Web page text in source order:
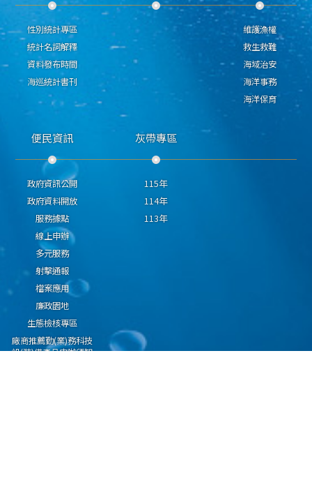
性別統計專區
統計名詞解釋
資料發布時間
海巡統計書刊
維護漁權
救生救難
海域治安
海洋事務
海洋保育
便民資訊
政府資訊公開
政府資料開放
服務據點
線上申辦
多元服務
射擊通報
檔案應用
廉政園地
生態檢核專區
廠商推薦勤(業)務科技
設(裝)備產品申辦須知
灰帶專區
115年
114年
113年